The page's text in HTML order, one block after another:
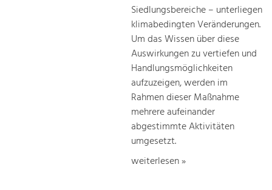
Siedlungsbereiche – unterliegen
klimabedingten Veränderungen.
Um das Wissen über diese
Auswirkungen zu vertiefen und
Handlungsmöglichkeiten
aufzuzeigen, werden im
Rahmen dieser Maßnahme
mehrere aufeinander
abgestimmte Aktivitäten
umgesetzt.
weiterlesen »